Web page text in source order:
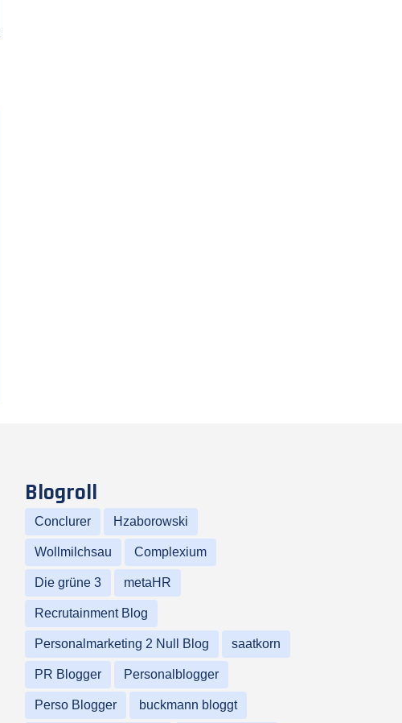
Blogroll
Conclurer Hzaborowski
Wollmilchsau Complexium
Die grüne 3 metaHR
Recrutainment Blog
Personalmarketing 2 Null Blog saatkorn
PR Blogger Personalblogger
Perso Blogger buckmann bloggt